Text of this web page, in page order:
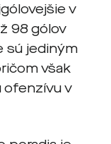
v
98 gólov
sú jediným
však
ofenzívu v